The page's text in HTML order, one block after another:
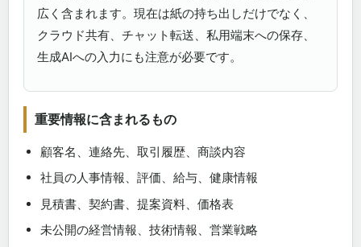
広く含まれます。現在は紙の持ち出しだけでなく、
クラウド共有、チャット転送、私用端末への保存、
生成AIへの入力にも注意が必要です。
重要情報に含まれるもの
顧客名、連絡先、取引履歴、商談内容
社員の人事情報、評価、給与、健康情報
見積書、契約書、提案資料、価格表
未公開の経営情報、技術情報、営業戦略